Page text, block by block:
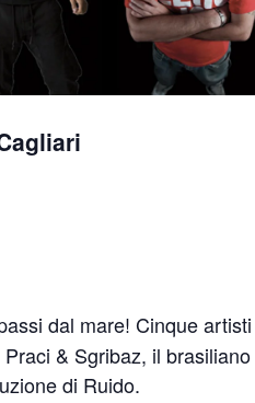
dal mare! Cinque
& Sgribaz, il
di Ruido.